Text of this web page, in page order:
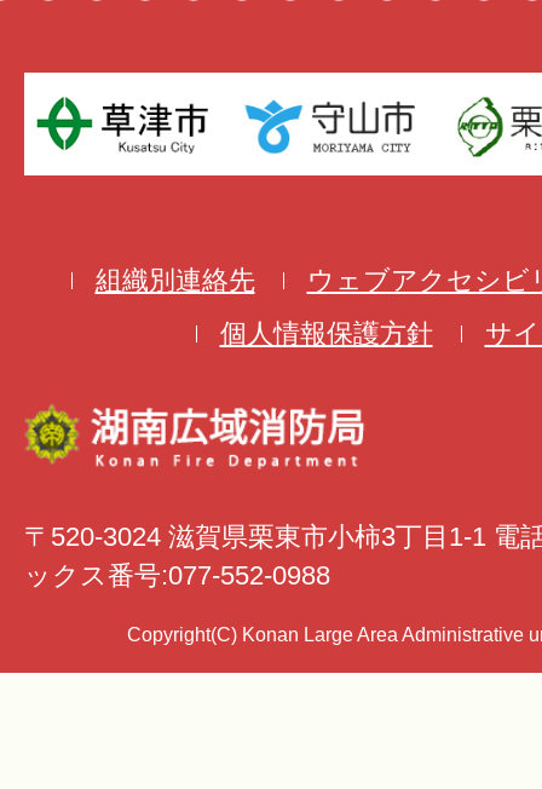
組織別連絡先
ウェブアクセシビ
個人情報保護方針
サ
〒520-3024 滋賀県栗東市小柿3丁目1-1 電
ックス番号:077-552-0988
Copyright(C) Konan Large Area Administrative